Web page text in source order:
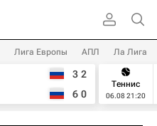
Лига Европы АПЛ Ла Лига
3 2
6 0
Теннис
06.08 21:20